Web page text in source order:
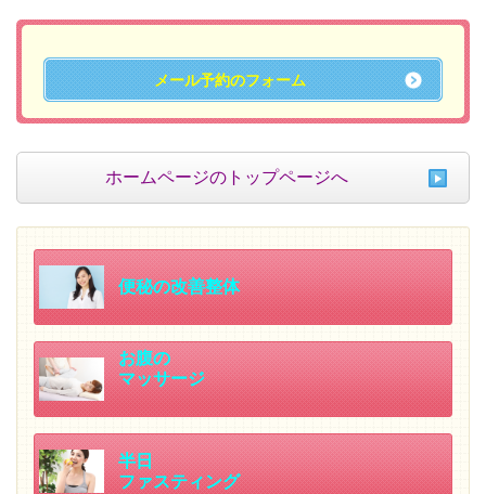
メール予約のフォーム
ホームページのトップページへ
便秘の改善整体
お腹の
マッサージ
半日
ファスティング